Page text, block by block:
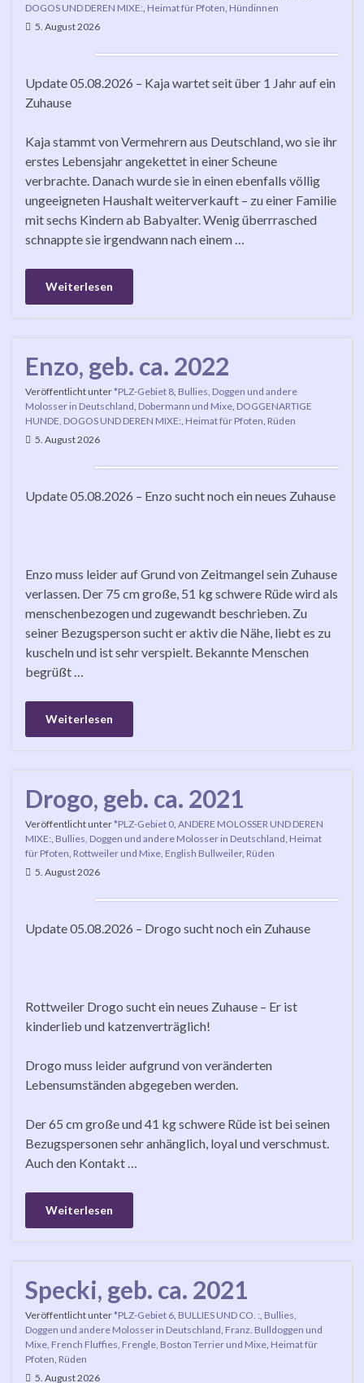
DOGOS UND DEREN MIXE: Heimat für Pfoten Hündinnen
5. August 2026
Update 05.08.2026 – Kaja wartet seit über 1 Jahr auf ein
Zuhause
Kaja stammt von Vermehrern aus Deutschland, wo sie ihr
erstes Lebensjahr angekettet in einer Scheune
verbrachte. Danach wurde sie in einen ebenfalls völlig
ungeeigneten Haushalt weiterverkauft – zu einer Familie
mit sechs Kindern ab Babyalter. Wenig überrrasched
schnappte sie irgendwann nach einem …
Weiterlesen
Enzo, geb. ca. 2022
Veröffentlicht unter*PLZ-Gebiet 8 Bullies, Doggen und andere
Molosser in Deutschland Dobermann und Mixe DOGGENARTIGE
HUNDE, DOGOS UND DEREN MIXE: Heimat für Pfoten Rüden
5. August 2026
Update 05.08.2026 – Enzo sucht noch ein neues Zuhause
Enzo muss leider auf Grund von Zeitmangel sein Zuhause
verlassen. Der 75 cm große, 51 kg schwere Rüde wird als
menschenbezogen und zugewandt beschrieben. Zu
seiner Bezugsperson sucht er aktiv die Nähe, liebt es zu
kuscheln und ist sehr verspielt. Bekannte Menschen
begrüßt …
Weiterlesen
Drogo, geb. ca. 2021
Veröffentlicht unter*PLZ-Gebiet 0 ANDERE MOLOSSER UND DEREN
MIXE: Bullies, Doggen und andere Molosser in Deutschland Heimat
für Pfoten Rottweiler und Mixe, English Bullweiler, Rüden
5. August 2026
Update 05.08.2026 – Drogo sucht noch ein Zuhause
Rottweiler Drogo sucht ein neues Zuhause – Er ist
kinderlieb und katzenverträglich!
Drogo muss leider aufgrund von veränderten
Lebensumständen abgegeben werden.
Der 65 cm große und 41 kg schwere Rüde ist bei seinen
Bezugspersonen sehr anhänglich, loyal und verschmust.
Auch den Kontakt …
Weiterlesen
Specki, geb. ca. 2021
Veröffentlicht unter*PLZ-Gebiet 6 BULLIES UND CO. : Bullies,
Doggen und andere Molosser in Deutschland Franz. Bulldoggen und
Mixe, French Fluffies, Frengle, Boston Terrier und Mixe Heimat für
Pfoten Rüden
5. August 2026